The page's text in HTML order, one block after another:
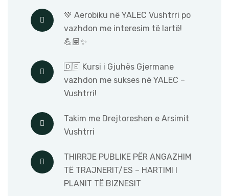
💚 Aerobiku në YALEC Vushtrri po
vazhdon me interesim të lartë!
💪🏽✨
🇩🇪 Kursi i Gjuhës Gjermane
vazhdon me sukses në YALEC –
Vushtrri!
Takim me Drejtoreshen e Arsimit
Vushtrri
THIRRJE PUBLIKE PËR ANGAZHIM
TË TRAJNERIT/ES – HARTIMI I
PLANIT TË BIZNESIT